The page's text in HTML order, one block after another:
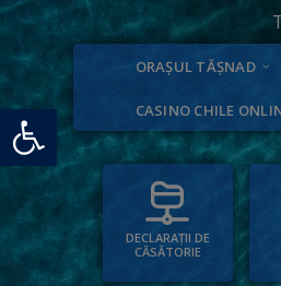
Deschide bara de unelte
ORAȘUL TĂȘNAD
CASINO CHILE
DECLARAȚII DE
CĂSĂTORIE